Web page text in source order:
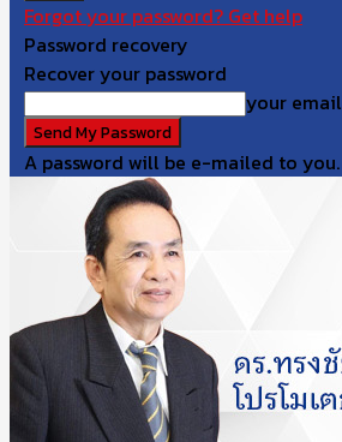
Forgot your password? Get help
Password recovery
Recover your password
your email
A password will be e-mailed to you.